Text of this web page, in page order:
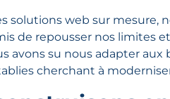
solutions web sur mesure,
de repousser nos limites
avons su nous adapter
cherchant à